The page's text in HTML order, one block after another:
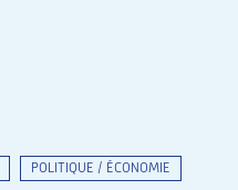
POLITIQUE / ÉCONOMIE